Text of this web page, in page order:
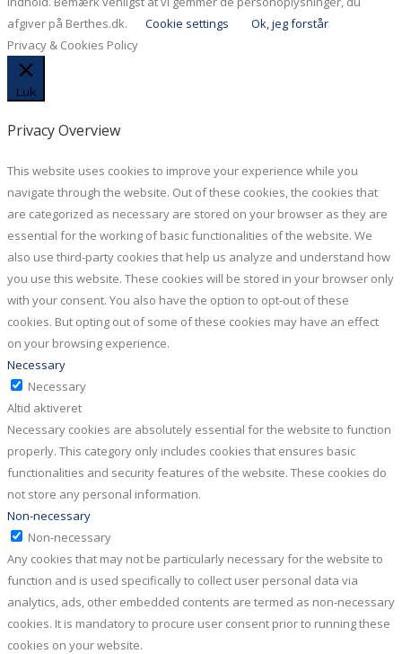
afgiver på Berthes.dk.
Cookie settings
Ok, jeg forstår
Privacy & Cookies Policy
Luk
Privacy Overview
This website uses cookies to improve your experience while you
navigate through the website. Out of these cookies, the cookies that
are categorized as necessary are stored on your browser as they are
essential for the working of basic functionalities of the website. We
also use third-party cookies that help us analyze and understand how
you use this website. These cookies will be stored in your browser only
with your consent. You also have the option to opt-out of these
cookies. But opting out of some of these cookies may have an effect
on your browsing experience.
Necessary
Necessary
Altid aktiveret
Necessary cookies are absolutely essential for the website to function
properly. This category only includes cookies that ensures basic
functionalities and security features of the website. These cookies do
not store any personal information.
Non-necessary
Non-necessary
Any cookies that may not be particularly necessary for the website to
function and is used specifically to collect user personal data via
analytics, ads, other embedded contents are termed as non-necessary
cookies. It is mandatory to procure user consent prior to running these
cookies on your website.